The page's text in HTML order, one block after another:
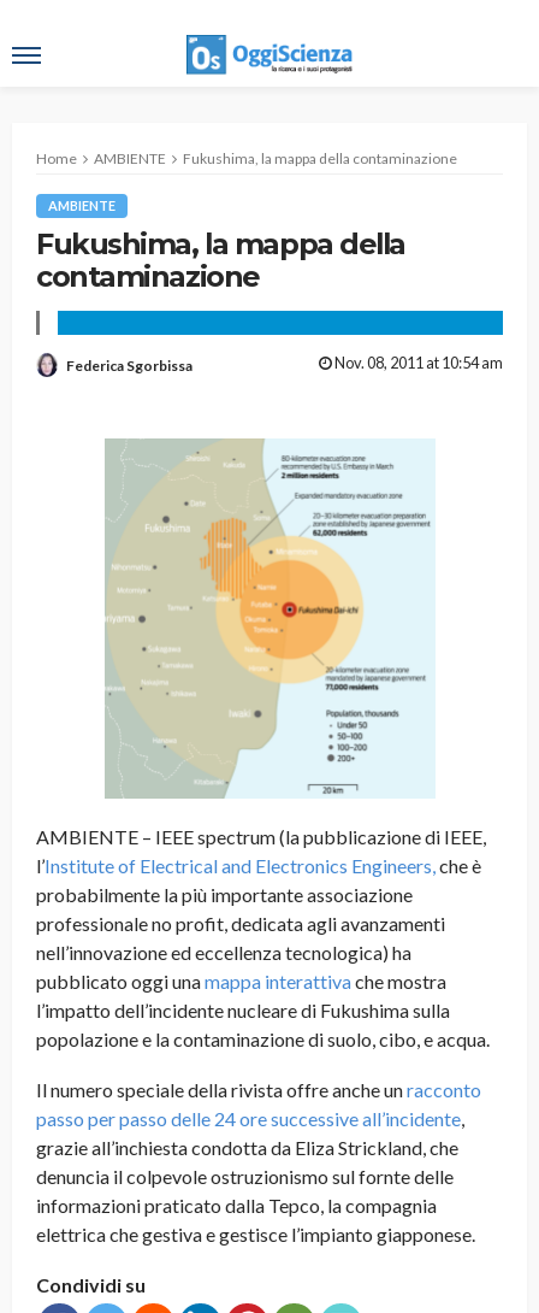
Home AMBIENTE Fukushima, la mappa della contaminazione
AMBIENTE
Fukushima, la mappa della
contaminazione
Federica Sgorbissa Nov. 08, 2011 at 10:54 am
AMBIENTE – IEEE spectrum (la pubblicazione di IEEE,
l’Institute of Electrical and Electronics Engineers,che è
probabilmente la più importante associazione
professionale no profit, dedicata agli avanzamenti
nell’innovazione ed eccellenza tecnologica) ha
pubblicato oggi unamappa interattivache mostra
l’impatto dell’incidente nucleare di Fukushima sulla
popolazione e la contaminazione di suolo, cibo, e acqua.
Il numero speciale della rivista offre anche unracconto
passo per passo delle 24 ore successive all’incidente,
grazie all’inchiesta condotta da Eliza Strickland, che
denuncia il colpevole ostruzionismo sul fornte delle
informazioni praticato dalla Tepco, la compagnia
elettrica che gestiva e gestisce l’impianto giapponese.
Condividi su